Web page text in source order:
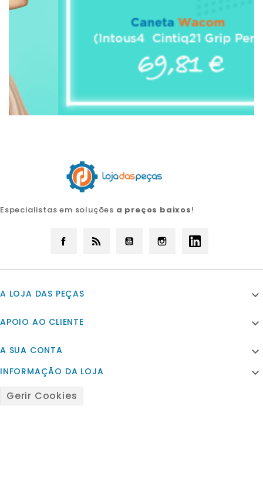
Especialistas em soluções a preços baixos!
Facebook YouTube Instagram
A LOJA DAS PEÇAS 
APOIO AO CLIENTE 
A SUA CONTA 
INFORMAÇÃO DA LOJA 
Gerir Cookies